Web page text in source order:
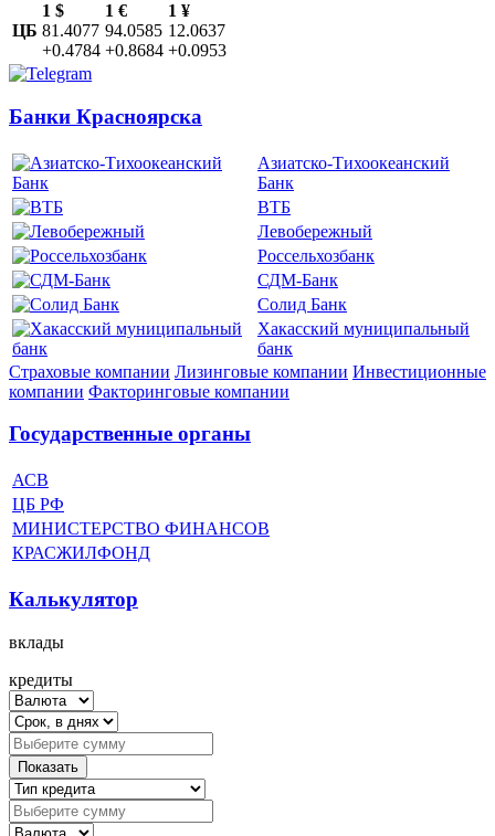
ЦБ
1 $
81.4077
+0.4784
1 €
94.0585
+0.8684
1 ¥
12.0637
+0.0953
Банки Красноярска
Азиатско-Тихоокеанский
Банк
ВТБ
Левобережный
Россельхозбанк
СДМ-Банк
Солид Банк
Хакасский муниципальный
банк
Страховые компании Лизинговые компании Инвестиционные
компании Факторинговые компании
Государственные органы
АСВ
ЦБ РФ
МИНИСТЕРСТВО ФИНАНСОВ
КРАСЖИЛФОНД
Калькулятор
вклады
кредиты